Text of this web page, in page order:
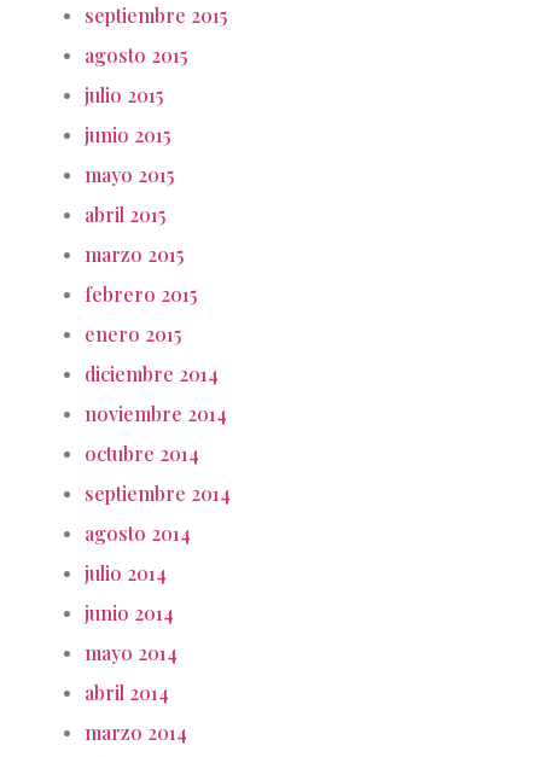
septiembre 2015
agosto 2015
julio 2015
junio 2015
mayo 2015
abril 2015
marzo 2015
febrero 2015
enero 2015
diciembre 2014
noviembre 2014
octubre 2014
septiembre 2014
agosto 2014
julio 2014
junio 2014
mayo 2014
abril 2014
marzo 2014